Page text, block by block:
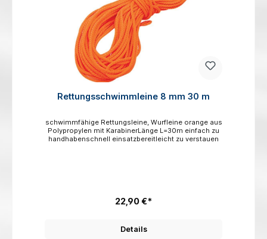
Rettungsschwimmleine 8 mm 30 m
schwimmfähige Rettungsleine, Wurfleine orange aus
Polypropylen mit KarabinerLänge L=30m einfach zu
handhabenschnell einsatzbereitleicht zu verstauen
22,90 €*
Details